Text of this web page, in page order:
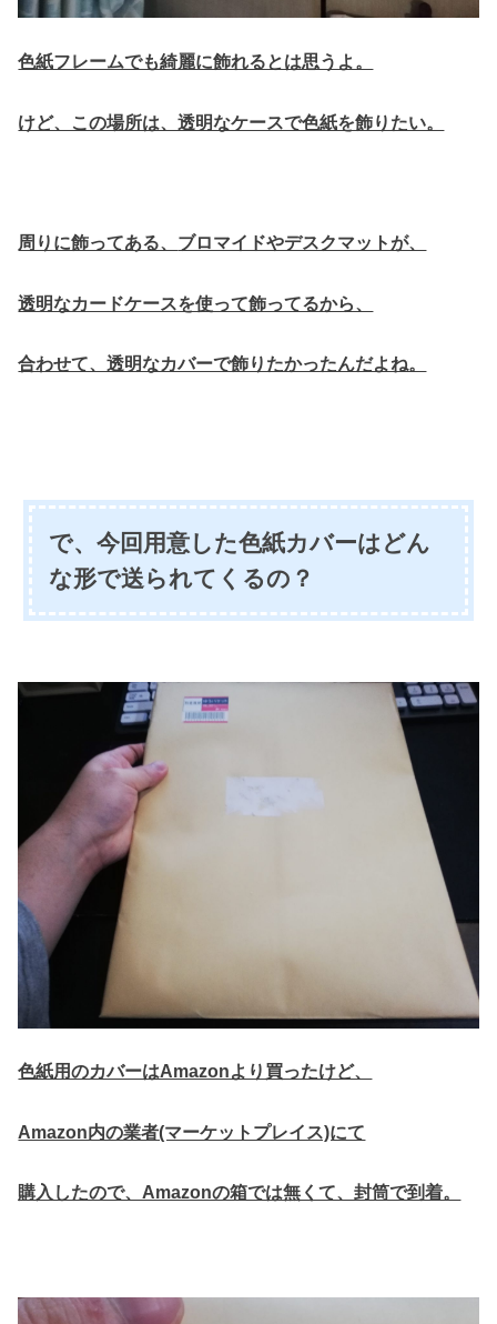
色紙フレームでも綺麗に飾れるとは思うよ。
けど、この場所は、透明なケースで色紙を飾りたい。
周りに飾ってある、 ブロマイドやデスクマットが、
透明なカードケースを使って飾ってるから、
合わせて、透明なカバーで飾りたかったんだよね。
で、今回用意した色紙カバーはどん
な形で送られてくるの？
色紙用のカバーはAmazonより買ったけど、
Amazon内の業者(マーケットプレイス)にて
購入したので、Amazonの箱では無くて、封筒で到着。